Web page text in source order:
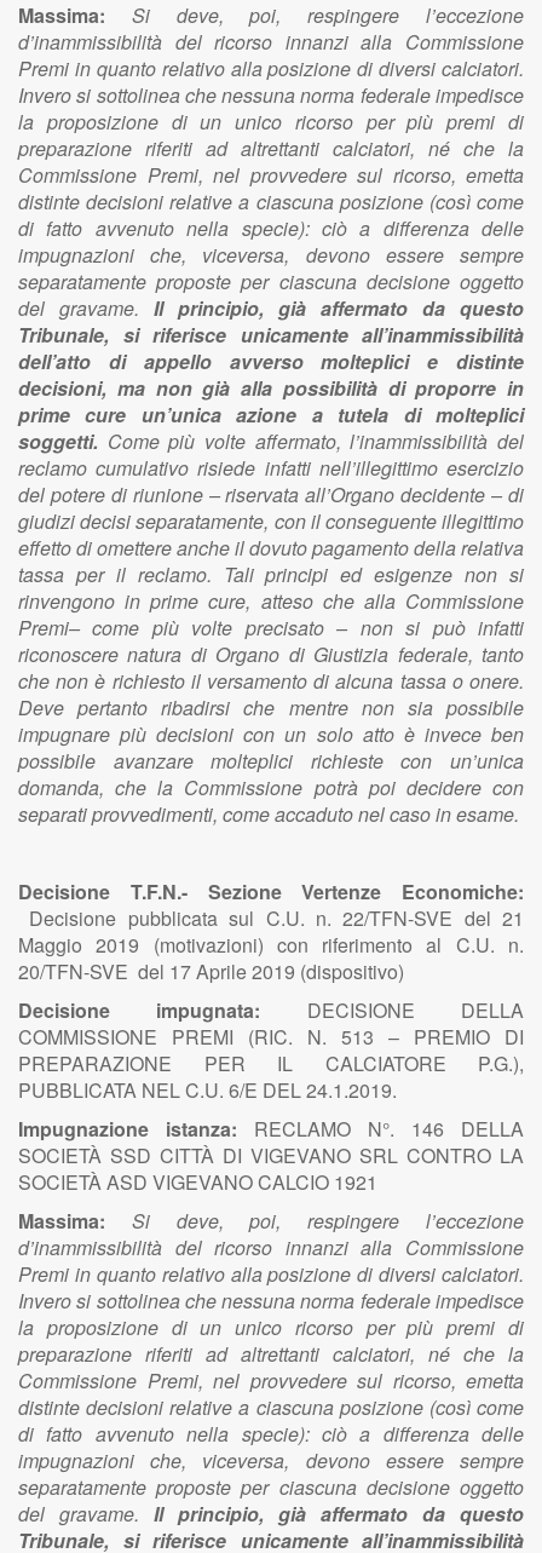
Massima: Si deve, poi, respingere l’eccezione
d’inammissibilità del ricorso innanzi alla Commissione
Premi in quanto relativo alla posizione di diversi calciatori.
Invero si sottolinea che nessuna norma federale impedisce
la proposizione di un unico ricorso per più premi di
preparazione riferiti ad altrettanti calciatori, né che la
Commissione Premi, nel provvedere sul ricorso, emetta
distinte decisioni relative a ciascuna posizione (così come
di fatto avvenuto nella specie): ciò a differenza delle
impugnazioni che, viceversa, devono essere sempre
separatamente proposte per ciascuna decisione oggetto
del gravame. Il principio, già affermato da questo
Tribunale, si riferisce unicamente all’inammissibilità
dell’atto di appello avverso molteplici e distinte
decisioni, ma non già alla possibilità di proporre in
prime cure un’unica azione a tutela di molteplici
soggetti. Come più volte affermato, l’inammissibilità del
reclamo cumulativo risiede infatti nell’illegittimo esercizio
del potere di riunione – riservata all’Organo decidente – di
giudizi decisi separatamente, con il conseguente illegittimo
effetto di omettere anche il dovuto pagamento della relativa
tassa per il reclamo. Tali principi ed esigenze non si
rinvengono in prime cure, atteso che alla Commissione
Premi– come più volte precisato – non si può infatti
riconoscere natura di Organo di Giustizia federale, tanto
che non è richiesto il versamento di alcuna tassa o onere.
Deve pertanto ribadirsi che mentre non sia possibile
impugnare più decisioni con un solo atto è invece ben
possibile avanzare molteplici richieste con un’unica
domanda, che la Commissione potrà poi decidere con
separati provvedimenti, come accaduto nel caso in esame.
Decisione T.F.N.- Sezione Vertenze Economiche:
Decisione pubblicata sul C.U. n. 22/TFN-SVE del 21
Maggio 2019 (motivazioni) con riferimento al C.U. n.
20/TFN-SVE del 17 Aprile 2019 (dispositivo)
Decisione impugnata: DECISIONE DELLA
COMMISSIONE PREMI (RIC. N. 513 – PREMIO DI
PREPARAZIONE PER IL CALCIATORE P.G.),
PUBBLICATA NEL C.U. 6/E DEL 24.1.2019.
Impugnazione istanza: RECLAMO N°. 146 DELLA
SOCIETÀ SSD CITTÀ DI VIGEVANO SRL CONTRO LA
SOCIETÀ ASD VIGEVANO CALCIO 1921
Massima: Si deve, poi, respingere l’eccezione
d’inammissibilità del ricorso innanzi alla Commissione
Premi in quanto relativo alla posizione di diversi calciatori.
Invero si sottolinea che nessuna norma federale impedisce
la proposizione di un unico ricorso per più premi di
preparazione riferiti ad altrettanti calciatori, né che la
Commissione Premi, nel provvedere sul ricorso, emetta
distinte decisioni relative a ciascuna posizione (così come
di fatto avvenuto nella specie): ciò a differenza delle
impugnazioni che, viceversa, devono essere sempre
separatamente proposte per ciascuna decisione oggetto
del gravame. Il principio, già affermato da questo
Tribunale, si riferisce unicamente all’inammissibilità